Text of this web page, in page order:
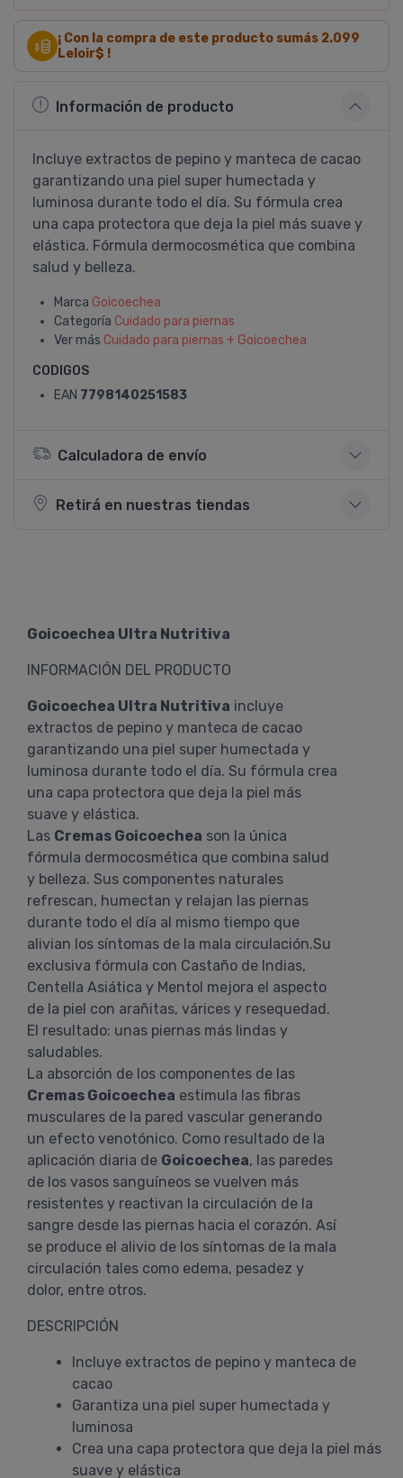
¡ Con la compra de este producto sumás 2.099
Leloir$ !
Información de producto
Incluye extractos de pepino y manteca de cacao
garantizando una piel super humectada y
luminosa durante todo el dí­a. Su fórmula crea
una capa protectora que deja la piel más suave y
elástica. Fórmula dermocosmética que combina
salud y belleza.
Marca Goicoechea
Categoría Cuidado para piernas
Ver más Cuidado para piernas + Goicoechea
CODIGOS
EAN 7798140251583
Calculadora de envío
Retirá en nuestras tiendas
Goicoechea Ultra Nutritiva
INFORMACIÓN DEL PRODUCTO
Goicoechea Ultra Nutritiva incluye
extractos de pepino y manteca de cacao
garantizando una piel super humectada y
luminosa durante todo el día. Su fórmula crea
una capa protectora que deja la piel más
suave y elástica.
Las Cremas Goicoechea son la única
fórmula dermocosmética que combina salud
y belleza. Sus componentes naturales
refrescan, humectan y relajan las piernas
durante todo el día al mismo tiempo que
alivian los síntomas de la mala circulación.Su
exclusiva fórmula con Castaño de Indias,
Centella Asiática y Mentol mejora el aspecto
de la piel con arañitas, várices y resequedad.
El resultado: unas piernas más lindas y
saludables.
La absorción de los componentes de las
Cremas Goicoechea estimula las fibras
musculares de la pared vascular generando
un efecto venotónico. Como resultado de la
aplicación diaria de Goicoechea, las paredes
de los vasos sanguíneos se vuelven más
resistentes y reactivan la circulación de la
sangre desde las piernas hacia el corazón. Así
se produce el alivio de los síntomas de la mala
circulación tales como edema, pesadez y
dolor, entre otros.
DESCRIPCIÓN
Incluye extractos de pepino y manteca de
cacao
Garantiza una piel super humectada y
luminosa
Crea una capa protectora que deja la piel más
suave y elástica